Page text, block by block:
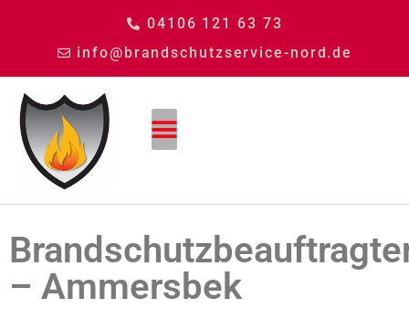
04106 121 63 73
info@brandschutzservice-nord.de
– Ammersbek